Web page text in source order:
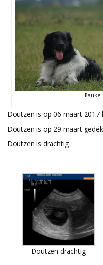
Bauke
Doutzen is op 06 maart 2017
Doutzen is op 29 maart
Doutzen is drachtig
Doutzen drachtig